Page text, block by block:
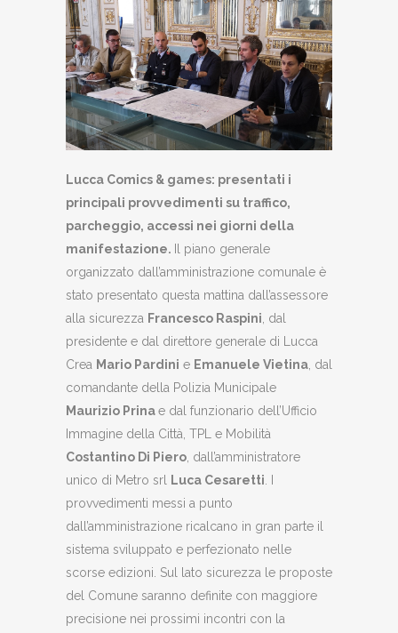
Lucca Comics & games: presentati i
principali provvedimenti su traffico,
parcheggio, accessi nei giorni della
manifestazione. Il piano generale
organizzato dall’amministrazione comunale è
stato presentato questa mattina dall’assessore
alla sicurezza Francesco Raspini , dal
presidente e dal direttore generale di Lucca
Crea Mario Pardini e Emanuele Vietina , dal
comandante della Polizia Municipale
Maurizio Prinae dal funzionario dell’Ufficio
Immagine della Città, TPL e Mobilità
Costantino Di Piero , dall’amministratore
unico di Metro srl Luca Cesaretti . I
provvedimenti messi a punto
dall’amministrazione ricalcano in gran parte il
sistema sviluppato e perfezionato nelle
scorse edizioni. Sul lato sicurezza le proposte
del Comune saranno definite con maggiore
precisione nei prossimi incontri con la